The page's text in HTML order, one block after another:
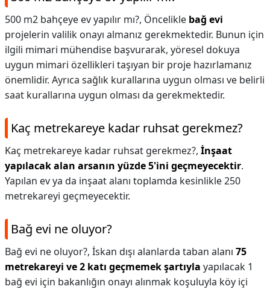
500 m2 bahçeye ev yapılır mı?, Öncelikle bağ evi
projelerin valilik onayı almanız gerekmektedir. Bunun için
ilgili mimari mühendise başvurarak, yöresel dokuya
uygun mimari özellikleri taşıyan bir proje hazırlamanız
önemlidir. Ayrıca sağlık kurallarına uygun olması ve belirli
saat kurallarına uygun olması da gerekmektedir.
Kaç metrekareye kadar ruhsat gerekmez?
Kaç metrekareye kadar ruhsat gerekmez?, İnşaat
yapılacak alan arsanın yüzde 5'ini geçmeyecektir.
Yapılan ev ya da inşaat alanı toplamda kesinlikle 250
metrekareyi geçmeyecektir.
Bağ evi ne oluyor?
Bağ evi ne oluyor?, İskan dışı alanlarda taban alanı 75
metrekareyi ve 2 katı geçmemek şartıyla yapılacak 1
bağ evi için bakanlığın onayı alınmak koşuluyla köy içi